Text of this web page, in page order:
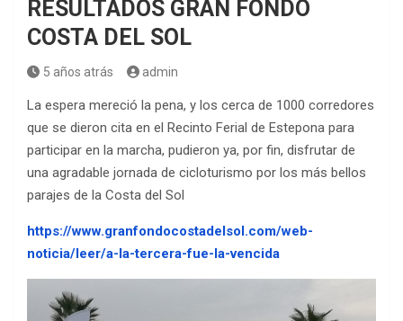
RESULTADOS GRAN FONDO
COSTA DEL SOL
5 años atrás admin
La espera mereció la pena, y los cerca de 1000 corredores
que se dieron cita en el Recinto Ferial de Estepona para
participar en la marcha, pudieron ya, por fin, disfrutar de
una agradable jornada de cicloturismo por los más bellos
parajes de la Costa del Sol
https://www.granfondocostadelsol.com/web-
noticia/leer/a-la-tercera-fue-la-vencida